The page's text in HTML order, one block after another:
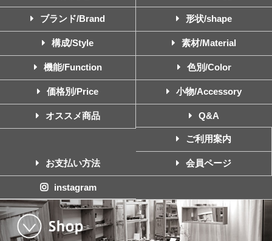
ブランド/Brand 形状/shape
構成/Style 素材/Material
機能/Function 色別/Color
価格別/Price 小物/Accessory
オススメ商品 Q&A
ご利用案内
お支払い方法 会員ページ
instagram